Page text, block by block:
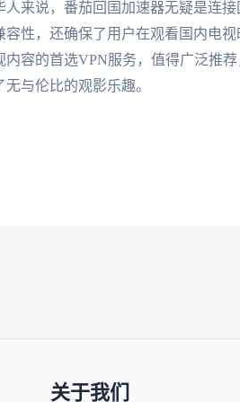
来说，番茄回国加速器无疑是连
性，还确保了用户在观看国内电
容的首选VPN服务，值得广泛推
与伦比的观影乐趣。
关于我们